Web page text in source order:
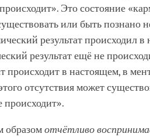
Это состояние
или быть познано
результат происходил
результат ещё не
происходит в настоящем, в
отсутствия может
происходит».
образомотчётливо